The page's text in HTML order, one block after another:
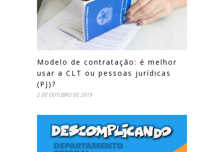
Modelo de contratação: é melhor
usar a CLT ou pessoas jurídicas
(PJ)?
2 DE OUTUBRO DE 2019